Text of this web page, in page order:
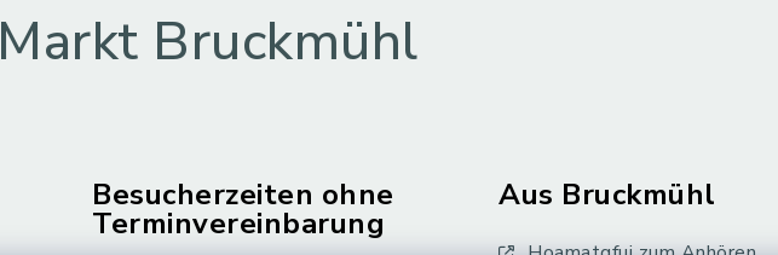
Markt Bruckmühl
Besucherzeiten ohne
Terminvereinbarung
Aus Bruckmühl